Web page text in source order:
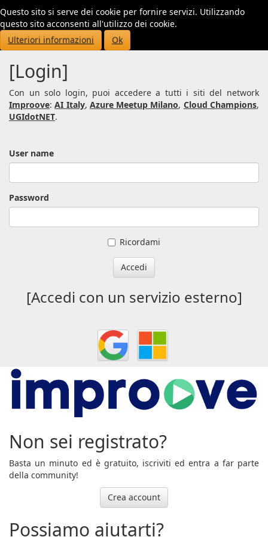
Questo sito si serve dei cookie per fornire servizi. Utilizzando
questo sito acconsenti all'utilizzo dei cookie.
Ulteriori informazioni
Ok
[Login]
Con un solo login, puoi accedere a tutti i siti del network
Improove:AI Italy, Azure Meetup Milano, Cloud Champions,
UGIdotNET.
User name
Password
Ricordami
Accedi
[Accedi con un servizio esterno]
Non sei registrato?
Basta un minuto ed è gratuito, iscriviti ed entra a far parte
della community!
Crea account
Possiamo aiutarti?